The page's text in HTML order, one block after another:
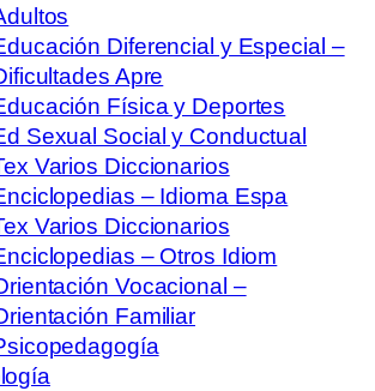
Diferencial y Especial –
Apre
Física y Deportes
Sexual Social y Conductual
Varios Diccionarios
– Idioma Espa
Varios Diccionarios
– Otros Idiom
Vocacional –
Familiar